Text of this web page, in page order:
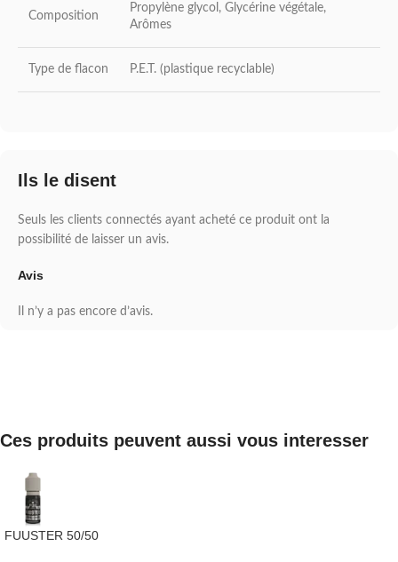
Composition
Propylène glycol, Glycérine végétale,
Arômes
Type de flacon P.E.T. (plastique recyclable)
Ils le disent
Avis
Il n’y a pas encore d’avis.
Seuls les clients connectés ayant acheté ce produit ont la
possibilité de laisser un avis.
Ces produits peuvent aussi vous interesser
FUUSTER 50/50